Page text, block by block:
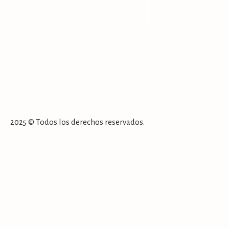
2025 © Todos los derechos reservados.